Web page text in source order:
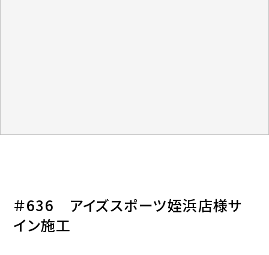
＃636 アイズスポーツ姪浜店様サ
イン施工